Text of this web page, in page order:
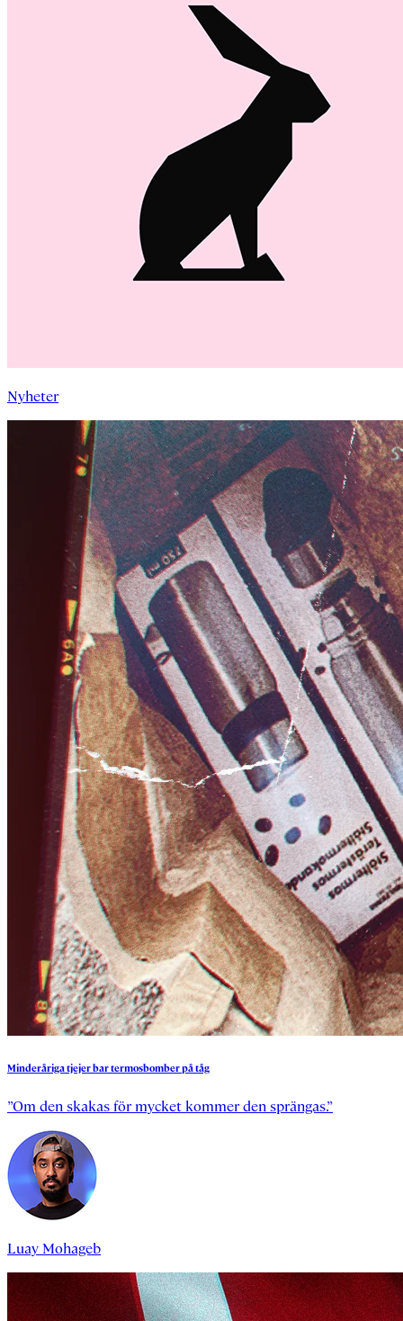
Nyheter
Minderårigatjejerbartermosbomberpåtåg
”Om den skakas för mycket kommer den sprängas.”
Luay Mohageb